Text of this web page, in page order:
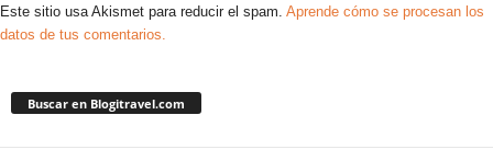
Este sitio usa Akismet para reducir el spam. Aprende cómo se procesan los
datos de tus comentarios.
Buscar en Blogitravel.com